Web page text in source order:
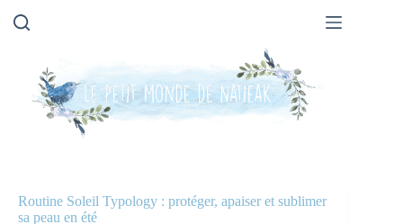
Routine Soleil Typology : protéger, apaiser et sublimer
sa peau en été